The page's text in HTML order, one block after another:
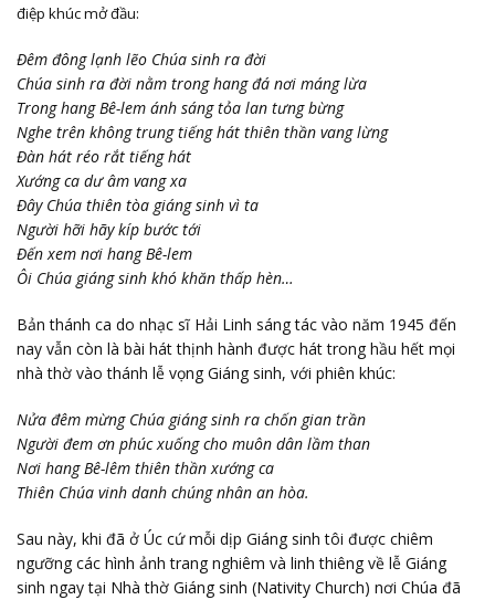
điệp khúc mở đầu:
Đêm đông lạnh lẽo Chúa sinh ra đời
Chúa sinh ra đời nằm trong hang đá nơi máng lừa
Trong hang Bê-lem ánh sáng tỏa lan tưng bừng
Nghe trên không trung tiếng hát thiên thần vang lừng
Đàn hát réo rắt tiếng hát
Xướng ca dư âm vang xa
Đây Chúa thiên tòa giáng sinh vì ta
Người hỡi hãy kíp bước tới
Đến xem nơi hang Bê-lem
Ôi Chúa giáng sinh khó khăn thấp hèn…
Bản thánh ca do nhạc sĩ Hải Linh sáng tác vào năm 1945 đến
nay vẫn còn là bài hát thịnh hành được hát trong hầu hết mọi
nhà thờ vào thánh lễ vọng Giáng sinh, với phiên khúc:
Nửa đêm mừng Chúa giáng sinh ra chốn gian trần
Người đem ơn phúc xuống cho muôn dân lầm than
Nơi hang Bê-lêm thiên thần xướng ca
Thiên Chúa vinh danh chúng nhân an hòa.
Sau này, khi đã ở Úc cứ mỗi dịp Giáng sinh tôi được chiêm
ngưỡng các hình ảnh trang nghiêm và linh thiêng về lễ Giáng
sinh ngay tại Nhà thờ Giáng sinh (Nativity Church) nơi Chúa đã